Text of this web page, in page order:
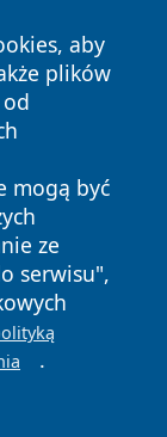
aby
plików
mogą być
ze
serwisu",
.
Polityka
Cookies